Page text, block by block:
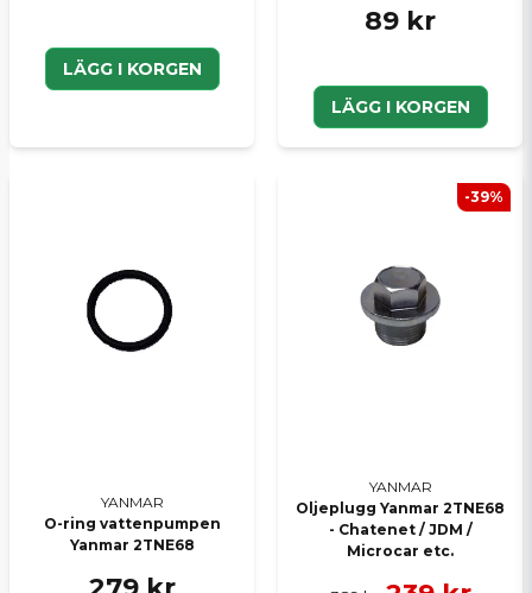
LÄGG I KORGEN
89 kr
LÄGG I KORGEN
YANMAR
O-ring vattenpumpen
Yanmar 2TNE68
YANMAR
Oljeplugg Yanmar 2TNE68
- Chatenet / JDM /
Microcar etc.
-39%